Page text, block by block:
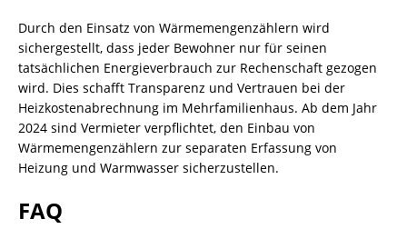
Durch den Einsatz von Wärmemengenzählern wird
sichergestellt, dass jeder Bewohner nur für seinen
tatsächlichen Energieverbrauch zur Rechenschaft gezogen
wird. Dies schafft Transparenz und Vertrauen bei der
Heizkostenabrechnung im Mehrfamilienhaus. Ab dem Jahr
2024 sind Vermieter verpflichtet, den Einbau von
Wärmemengenzählern zur separaten Erfassung von
Heizung und Warmwasser sicherzustellen.
FAQ